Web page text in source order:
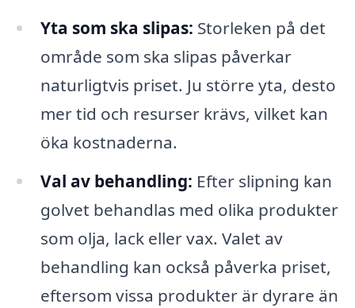
Yta som ska slipas: Storleken på det
område som ska slipas påverkar
naturligtvis priset. Ju större yta, desto
mer tid och resurser krävs, vilket kan
öka kostnaderna.
Val av behandling: Efter slipning kan
golvet behandlas med olika produkter
som olja, lack eller vax. Valet av
behandling kan också påverka priset,
eftersom vissa produkter är dyrare än